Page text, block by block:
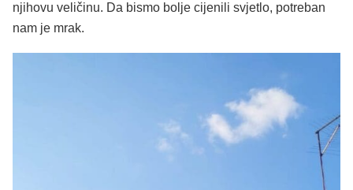
njihovu veličinu. Da bismo bolje cijenili svjetlo, potreban
nam je mrak.